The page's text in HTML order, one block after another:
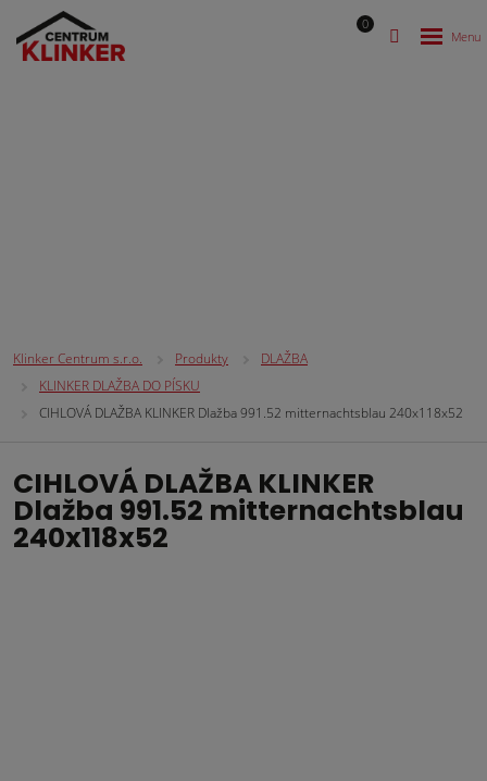
0
Klinker Centrum s.r.o. Produkty
DLAŽBA
KLINKER DLAŽBA DO PÍSKU
CIHLOVÁ DLAŽBA KLINKER Dlažba 991.52 mitternachtsblau 240x118x52
CIHLOVÁ DLAŽBA KLINKER
Dlažba 991.52 mitternachtsblau
240x118x52